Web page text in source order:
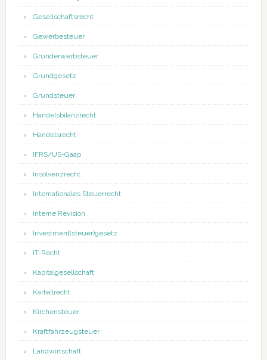
Gesellschaftsrecht
Gewerbesteuer
Grunderwerbsteuer
Grundgesetz
Grundsteuer
Handelsbilanzrecht
Handelsrecht
IFRS/US-Gaap
Insolvenzrecht
Internationales Steuerrecht
Interne Revision
Investment(steuer)gesetz
IT-Recht
Kapitalgesellschaft
Kartellrecht
Kirchensteuer
Kraftfahrzeugsteuer
Landwirtschaft